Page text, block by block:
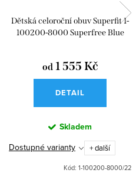
Dětská celoroční obuv Superfit 1-
100200-8000 Superfree Blue
od1 555 Kč
DETAIL
Skladem
Dostupné varianty + další
Kód: 1-100200-8000/22